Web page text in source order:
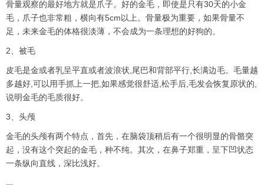
骨量观察的最好地方就是爪子。好的金毛，即使是只有30天的小金
毛，爪子也非常粗，横向有5cm以上。骨量极为重要，如果骨量不
足，未来金毛的体格很淡薄，不会成为一条理想的好狗的。
2、被毛
皮毛是金或者乳呈平直或者波浪状,尾巴和背部平行,长满边毛。毛量越
多越好,可以用手抓上一把,如果感觉很舒适,松手后,毛发会恢复原状的,
说明金毛的毛质很好。
3、头颅
金毛的头颅有两个特点，首先，在脑袋顶稍后有一个很明显的骨骼突
起，没有这个突起的金毛，种不纯。其次，在鼻子郑重，呈下凹状态
一条纵向直线，深比浅好。